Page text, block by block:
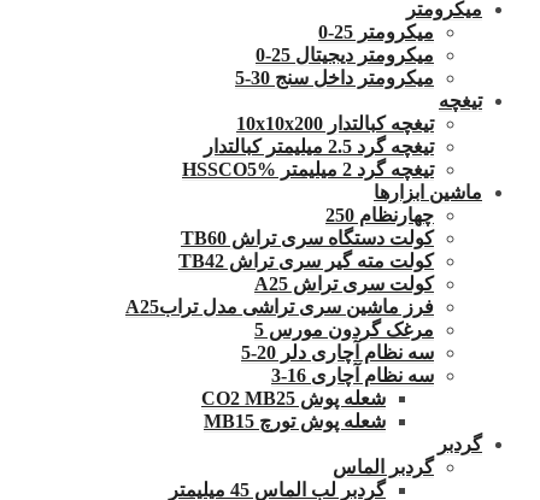
میکرومتر
میکرومتر 25-0
میکرومتر دیجیتال 25-0
میکرومتر داخل سنج 30-5
تیغچه
تیغچه کبالتدار 10x10x200
تیغچه گرد 2.5 میلیمتر کبالتدار
تیغچه گرد 2 میلیمتر HSSCO5%
ماشین ابزارها
چهارنظام 250
کولت دستگاه سری تراش TB60
کولت مته گیر سری تراش TB42
کولت سری تراش A25
فرز ماشین سری تراشی مدل ترابA25
مرغک گردون مورس 5
سه نظام آچاری دلر 20-5
سه نظام آچاری 16-3
شعله پوش CO2 MB25
شعله پوش تورچ MB15
گردبر
گردبر الماس
گردبر لب الماس 45 میلیمتر